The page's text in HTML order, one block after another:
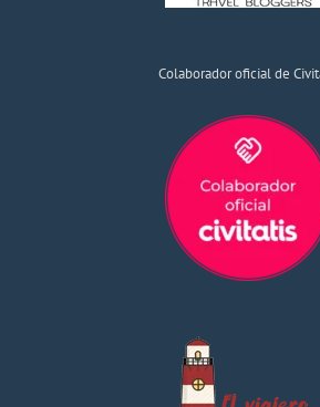
Colaborador oficial de